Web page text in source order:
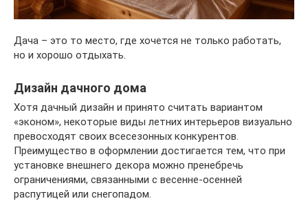
Дача – это то место, где хочется не только работать,
но и хорошо отдыхать.
Дизайн дачного дома
Хотя дачный дизайн и принято считать вариантом
«эконом», некоторые виды летних интерьеров визуально
превосходят своих всесезонных конкурентов.
Преимущество в оформлении достигается тем, что при
установке внешнего декора можно пренебречь
ограничениями, связанными с весенне-осенней
распутицей или снегопадом.